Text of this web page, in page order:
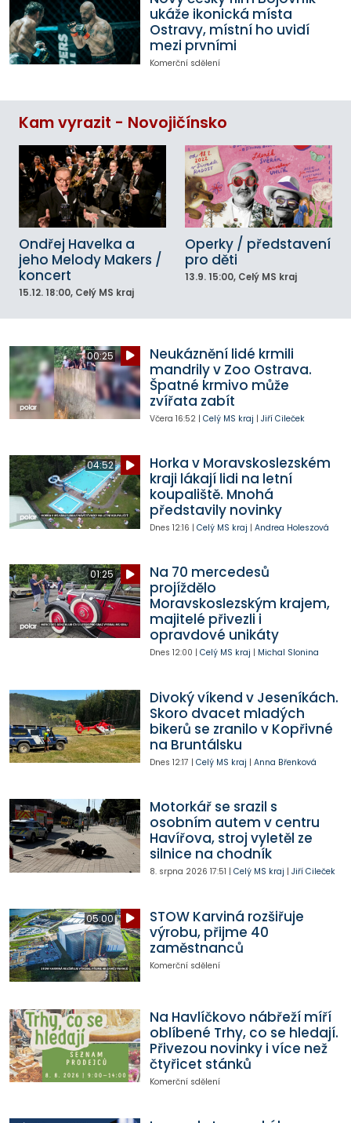
ukáže ikonická místa
Ostravy, místní ho uvidí
mezi prvními
Komerční sdělení
Kam vyrazit - Novojičínsko
Ondřej Havelka a
jeho Melody Makers /
koncert
15.12. 18:00, Celý MS kraj
Operky / představení
pro děti
13.9. 15:00, Celý MS kraj
00:25
Neukáznění lidé krmili
mandrily v Zoo Ostrava.
Špatné krmivo může
zvířata zabít
Včera 16:52| Celý MS kraj | Jiří Cileček
04:52
Horka v Moravskoslezském
kraji lákají lidi na letní
koupaliště. Mnohá
představily novinky
Dnes 12:16 | Celý MS kraj | Andrea Holeszová
01:25
Na 70 mercedesů
projíždělo
Moravskoslezským krajem,
majitelé přivezli i
opravdové unikáty
Dnes 12:00 | Celý MS kraj | Michal Slonina
Divoký víkend v Jeseníkách.
Skoro dvacet mladých
bikerů se zranilo v Kopřivné
na Bruntálsku
Dnes 12:17 | Celý MS kraj | Anna Břenková
Motorkář se srazil s
osobním autem v centru
Havířova, stroj vyletěl ze
silnice na chodník
8. srpna 2026 17:51 | Celý MS kraj | Jiří Cileček
05:00
STOW Karviná rozšiřuje
výrobu, přijme 40
zaměstnanců
Komerční sdělení
Na Havlíčkovo nábřeží míří
oblíbené Trhy, co se hledají.
Přivezou novinky i více než
čtyřicet stánků
Komerční sdělení